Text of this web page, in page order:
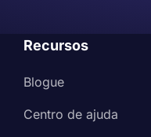
Recursos
Blogue
Centro de ajuda